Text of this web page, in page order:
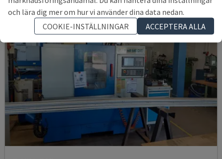
och lära dig mer om hur vi använder dina data nedan.
COOKIE-INSTÄLLNINGAR
ACCEPTERA ALLA